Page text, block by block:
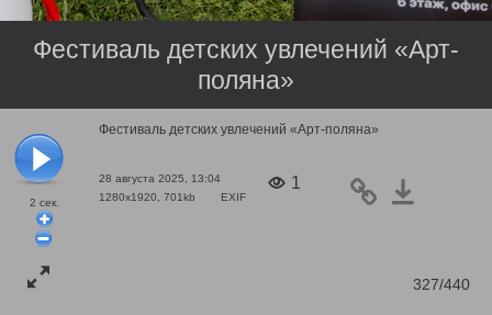
2 сек.
Фестиваль детских увлечений «Арт-поляна»
28 августа 2025, 13:04
1280x1920, 701kb
EXIF
1
327/440
Фестиваль детских увлечений «Арт-
поляна»